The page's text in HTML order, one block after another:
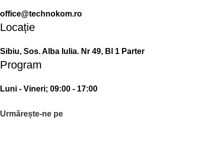
office@technokom.ro
Locație
Sibiu, Sos. Alba Iulia. Nr 49, Bl 1 Parter
Program
Luni - Vineri; 09:00 - 17:00
Urmărește-ne pe